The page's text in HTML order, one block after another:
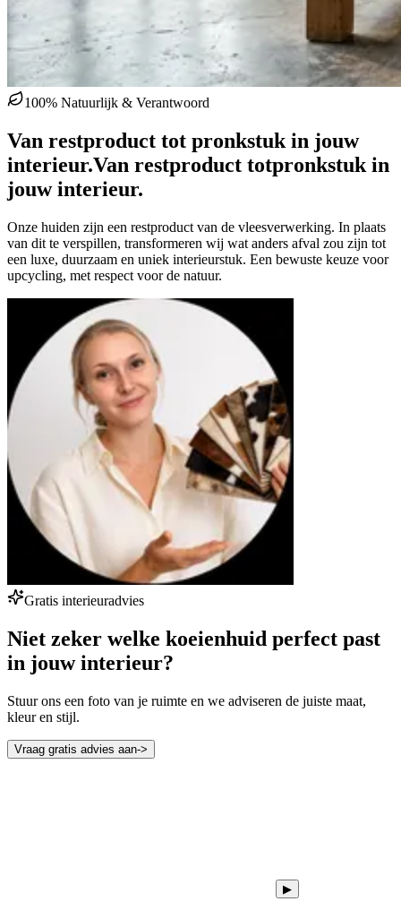
100% Natuurlijk & Verantwoord
Van restproduct tot pronkstuk in jouw
interieur.Van restproduct totpronkstuk in
jouw interieur.
Onze huiden zijn een restproduct van de vleesverwerking. In plaats
van dit te verspillen, transformeren wij wat anders afval zou zijn tot
een luxe, duurzaam en uniek interieurstuk. Een bewuste keuze voor
upcycling, met respect voor de natuur.
Gratis interieuradvies
Niet zeker welke koeienhuid perfect past
in jouw interieur?
Stuur ons een foto van je ruimte en we adviseren de juiste maat,
kleur en stijl.
Vraag gratis advies aan->
▶